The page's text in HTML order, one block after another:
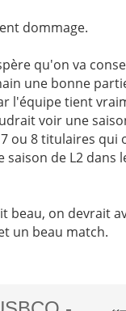
dommage.
qu'on va
une bonne
l'équipe tient
voir une
ou 8 titulaires qui
saison de L2 dans
beau, on devrait
un beau match.